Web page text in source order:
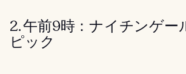
2. 午前9時：ナイチンゲー
ピック